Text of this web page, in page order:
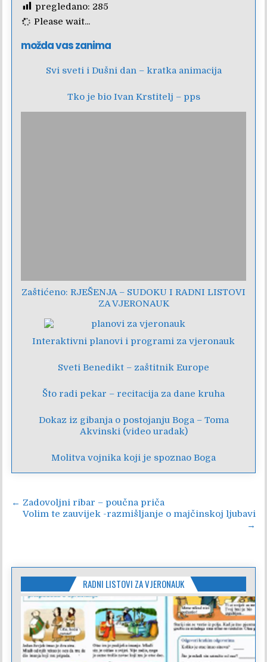
pregledano: 285
Please wait...
možda vas zanima
Svi sveti i Dušni dan – kratka animacija
Tko je bio Ivan Krstitelj – pps
Zaštićeno: RJEŠENJA – SUDOKU I RADNI LISTOVI
ZA VJERONAUK
Interaktivni planovi i programi za vjeronauk
Sveti Benedikt – zaštitnik Europe
Što radi pekar – recitacija za dane kruha
Dokaz iz gibanja o postojanju Boga – Toma
Akvinski (video uradak)
Molitva vojnika koji je spoznao Boga
Navigacija
objava
← Zadovoljni ribar – poučna priča
Volim te zauvijek -razmišljanje o majčinskoj ljubavi
→
RADNI LISTOVI ZA VJERONAUK